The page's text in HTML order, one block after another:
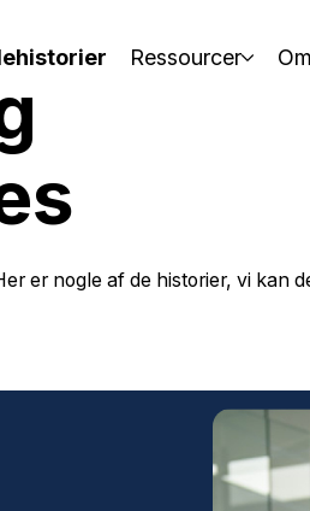
Ressourcer
er nogle af de historier, vi kan